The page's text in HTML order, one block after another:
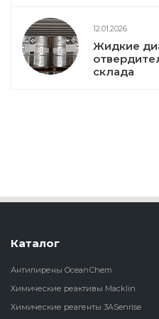
12.01.2026
Жидкие
склада
Каталог
Антипирены OceanСhem
Химические реактивы Macklin
Химические реагенты 3ASenrise